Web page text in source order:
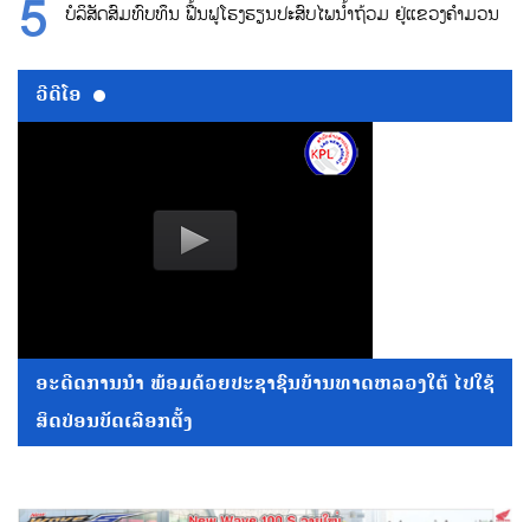
ບໍລິສັດສົມທົບທຶນ ຟື້ນຟູໂຮງຮຽນປະສົບໄພນ້ຳຖ້ວມ ຢູ່ແຂວງຄຳມວນ
ວີດີໂອ
ອະດີດການນໍາ ພ້ອມດ້ວຍປະຊາຊົນບ້ານທາດຫລວງໃຕ້ ໄປໃຊ້
ສິດປ່ອນບັດເລືອກຕັ້ງ